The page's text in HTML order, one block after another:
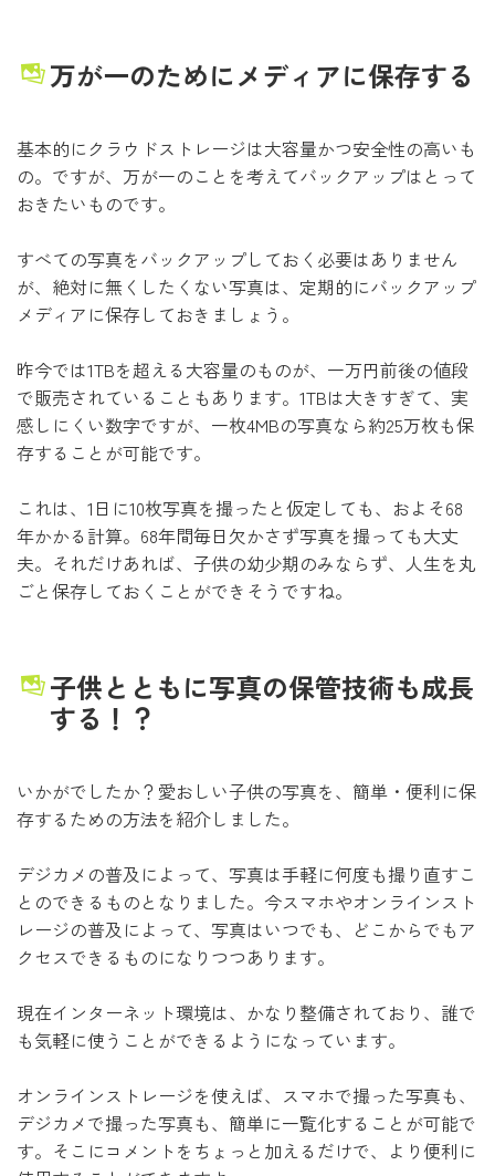
万が一のためにメディアに保存する
基本的にクラウドストレージは大容量かつ安全性の高いも
の。ですが、万が一のことを考えてバックアップはとって
おきたいものです。
すべての写真をバックアップしておく必要はありません
が、絶対に無くしたくない写真は、定期的にバックアップ
メディアに保存しておきましょう。
昨今では1TBを超える大容量のものが、一万円前後の値段
で販売されていることもあります。1TBは大きすぎて、実
感しにくい数字ですが、一枚4MBの写真なら約25万枚も保
存することが可能です。
これは、1日に10枚写真を撮ったと仮定しても、およそ68
年かかる計算。68年間毎日欠かさず写真を撮っても大丈
夫。それだけあれば、子供の幼少期のみならず、人生を丸
ごと保存しておくことができそうですね。
子供とともに写真の保管技術も成長
する！？
いかがでしたか？愛おしい子供の写真を、簡単・便利に保
存するための方法を紹介しました。
デジカメの普及によって、写真は手軽に何度も撮り直すこ
とのできるものとなりました。今スマホやオンラインスト
レージの普及によって、写真はいつでも、どこからでもア
クセスできるものになりつつあります。
現在インターネット環境は、かなり整備されており、誰で
も気軽に使うことができるようになっています。
オンラインストレージを使えば、スマホで撮った写真も、
デジカメで撮った写真も、簡単に一覧化することが可能で
す。そこにコメントをちょっと加えるだけで、より便利に